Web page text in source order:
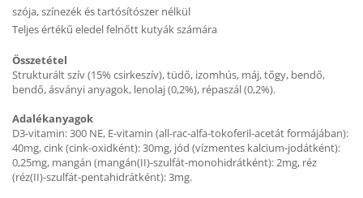
szója, színezék és tartósítószer nélkül
Teljes értékű eledel felnőtt kutyák számára
Összetétel
Strukturált szív (15% csirkeszív), tüdő, izomhús, máj, tőgy, bendő,
bendő, ásványi anyagok, lenolaj (0,2%), répaszál (0,2%).
Adalékanyagok
D3-vitamin: 300 NE, E-vitamin (all-rac-alfa-tokoferil-acetát formájában):
40mg, cink (cink-oxidként): 30mg, jód (vízmentes kalcium-jodátként):
0,25mg, mangán (mangán(II)-szulfát-monohidrátként): 2mg, réz
(réz(II)-szulfát-pentahidrátként): 3mg.